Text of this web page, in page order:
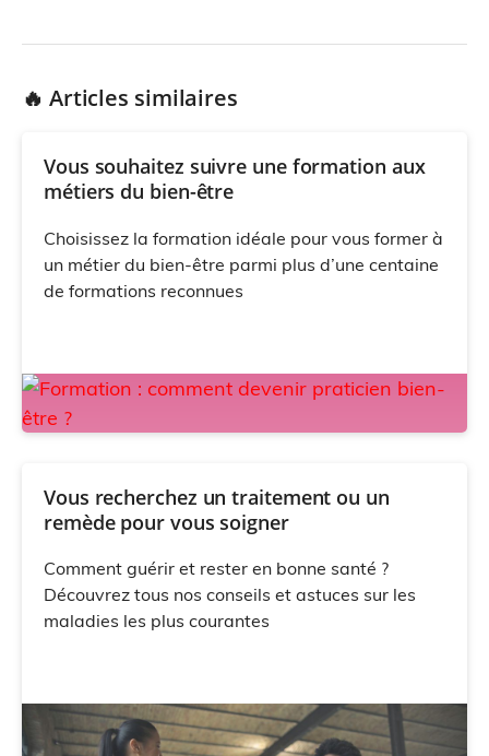
🔥 Articles similaires
Vous souhaitez suivre une formation aux
métiers du bien-être
Choisissez la formation idéale pour vous former à
un métier du bien-être parmi plus d’une centaine
de formations reconnues
Vous recherchez un traitement ou un
remède pour vous soigner
Comment guérir et rester en bonne santé ?
Découvrez tous nos conseils et astuces sur les
maladies les plus courantes